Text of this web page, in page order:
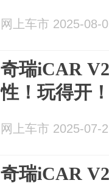
网上车市 2025-08-
奇瑞iCAR
性！玩得开
网上车市 2025-07-
奇瑞iCAR